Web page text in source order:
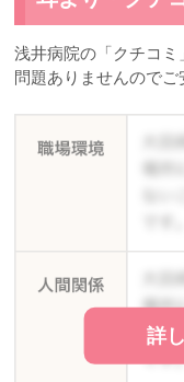
浅井病院の「クチコ
問題ありませんのでご
詳